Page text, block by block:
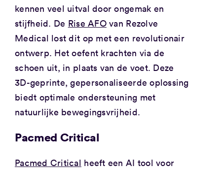
kennen veel uitval door ongemak en
stijfheid. De Rise AFOvan Rezolve
Medical lost dit op met een revolutionair
ontwerp. Het oefent krachten via de
schoen uit, in plaats van de voet. Deze
3D-geprinte, gepersonaliseerde oplossing
biedt optimale ondersteuning met
natuurlijke bewegingsvrijheid.
Pacmed Critical
Pacmed Critical heeft een AI tool voor